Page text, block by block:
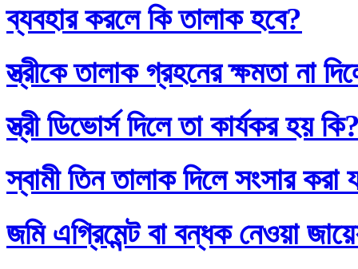
ব্যবহার করলে কি তালাক হবে?
স্ত্রীকে তালাক গ্রহনের ক্ষমতা না
স্ত্রী ডিভোর্স দিলে তা কার্যকর হয়
স্বামী তিন তালাক দিলে সংসার করা
জমি এগ্রিমেন্ট বা বন্ধক নেওয়া